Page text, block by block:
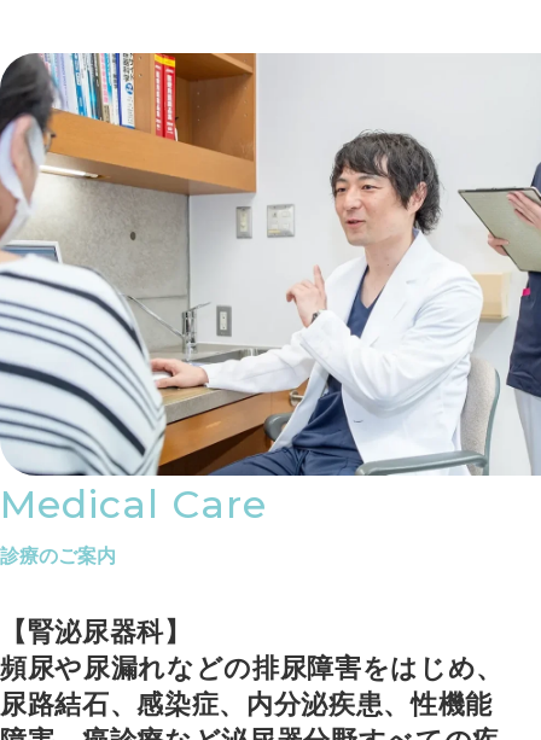
Medical Care
診療のご案内
【腎泌尿器科】
頻尿や尿漏れなどの排尿障害をはじめ、
尿路結石、感染症、内分泌疾患、性機能